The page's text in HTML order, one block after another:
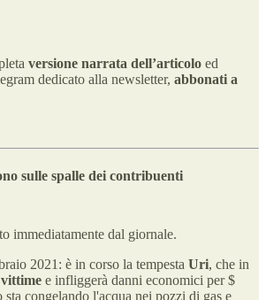
versione narrata dell’articolo ed
dedicato alla newsletter, abbonati a
sulle spalle dei contribuenti
immediatamente dal giornale.
2021: è in corso la tempesta Uri, che in
vittime e infliggerà danni economici per $
congelando l'acqua nei pozzi di gas e